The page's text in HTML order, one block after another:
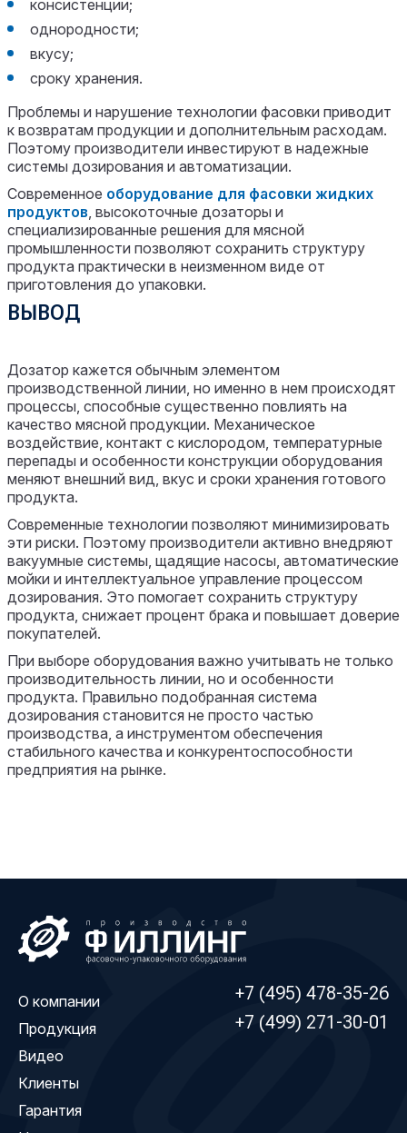
консистенции;
однородности;
вкусу;
сроку хранения.
Проблемы и нарушение технологии фасовки приводит
к возвратам продукции и дополнительным расходам.
Поэтому производители инвестируют в надежные
системы дозирования и автоматизации.
Современное оборудование для фасовки жидких
продуктов, высокоточные дозаторы и
специализированные решения для мясной
промышленности позволяют сохранить структуру
продукта практически в неизменном виде от
приготовления до упаковки.
ВЫВОД
Дозатор кажется обычным элементом
производственной линии, но именно в нем происходят
процессы, способные существенно повлиять на
качество мясной продукции. Механическое
воздействие, контакт с кислородом, температурные
перепады и особенности конструкции оборудования
меняют внешний вид, вкус и сроки хранения готового
продукта.
Современные технологии позволяют минимизировать
эти риски. Поэтому производители активно внедряют
вакуумные системы, щадящие насосы, автоматические
мойки и интеллектуальное управление процессом
дозирования. Это помогает сохранить структуру
продукта, снижает процент брака и повышает доверие
покупателей.
При выборе оборудования важно учитывать не только
производительность линии, но и особенности
продукта. Правильно подобранная система
дозирования становится не просто частью
производства, а инструментом обеспечения
стабильного качества и конкурентоспособности
предприятия на рынке.
О компании
Продукция
Видео
Клиенты
Гарантия
+7 (495) 478-35-26
+7 (499) 271-30-01